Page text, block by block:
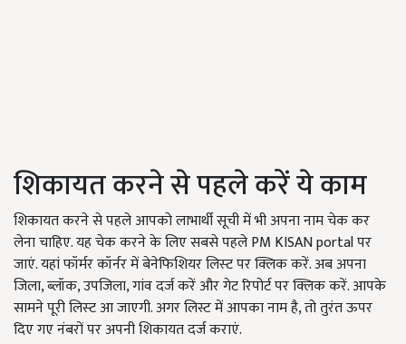
शिकायत करने से पहले करें ये काम
शिकायत करने से पहले आपको लाभार्थी सूची में भी अपना नाम चेक कर
लेना चाहिए. यह चेक करने के लिए सबसे पहले PM KISAN portal पर
जाएं. यहां फॉर्मर कॉर्नर में बेनेफिशियर लिस्‍ट पर क्लिक करें. अब अपना
जिला, ब्‍लॉक, उपजिला, गांव दर्ज करें और गेट रिपोर्ट पर क्लिक करें. आपके
सामने पूरी लिस्‍ट आ जाएगी. अगर लिस्ट में आपका नाम है, तो तुरंत ऊपर
दिए गए नंबरों पर अपनी शिकायत दर्ज कराएं.